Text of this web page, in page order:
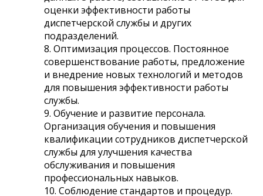
оценки эффективности работы
диспетчерской службы и других
подразделений.
8. Оптимизация процессов. Постоянное
совершенствование работы, предложение
и внедрение новых технологий и методов
для повышения эффективности работы
службы.
9. Обучение и развитие персонала.
Организация обучения и повышения
квалификации сотрудников диспетчерской
службы для улучшения качества
обслуживания и повышения
профессиональных навыков.
10. Соблюдение стандартов и процедур.